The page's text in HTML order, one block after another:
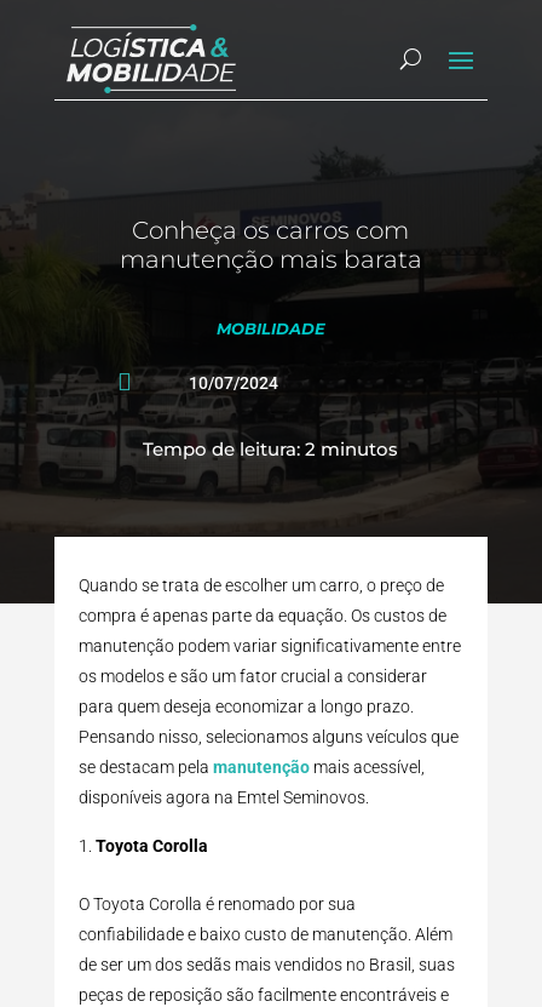
Conheça os carros com
manutenção mais barata
MOBILIDADE
 10/07/2024
Tempo de leitura: 2 minutos
Quando se trata de escolher um carro, o preço de
compra é apenas parte da equação. Os custos de
manutenção podem variar significativamente entre
os modelos e são um fator crucial a considerar
para quem deseja economizar a longo prazo.
Pensando nisso, selecionamos alguns veículos que
se destacam pela manutençãomais acessível,
disponíveis agora na Emtel Seminovos.
Toyota Corolla
O Toyota Corolla é renomado por sua
confiabilidade e baixo custo de manutenção. Além
de ser um dos sedãs mais vendidos no Brasil, suas
peças de reposição são facilmente encontráveis e